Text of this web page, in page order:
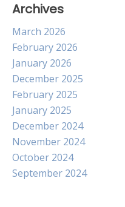
Archives
March 2026
February 2026
January 2026
December 2025
February 2025
January 2025
December 2024
November 2024
October 2024
September 2024